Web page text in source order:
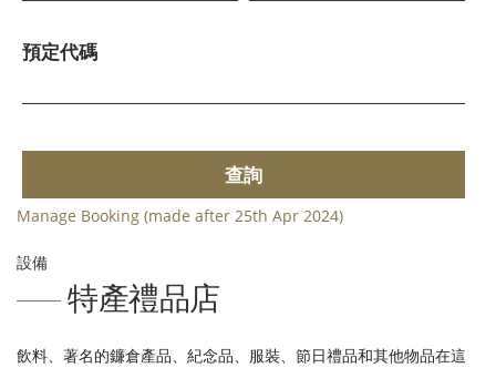
預定代碼
查詢
Manage Booking (made after 25th Apr 2024)
設備
特產禮品店
飲料、著名的鐮倉產品、紀念品、服裝、節日禮品和其他物品在這